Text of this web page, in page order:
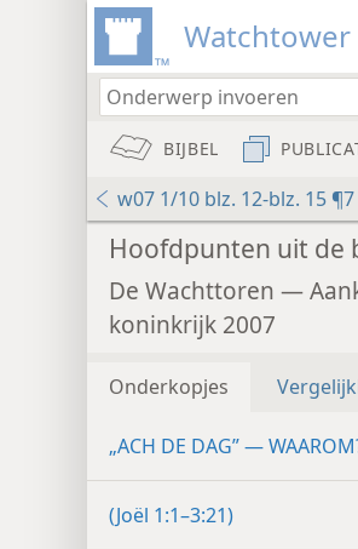
Watchtower
BIJBEL
w07 1/10 blz. 12-blz. 15 ¶7
Hoofdpunten uit de
De Wachttoren —
koninkrijk 2007
Onderkopjes
„ACH DE DAG” —
(Joël 1:1–3:21)